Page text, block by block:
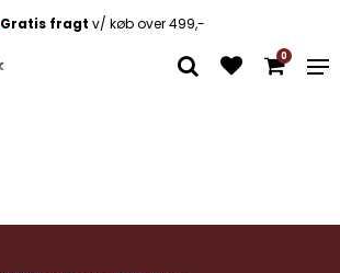
Gratis fragt v/ køb over 499,-
0